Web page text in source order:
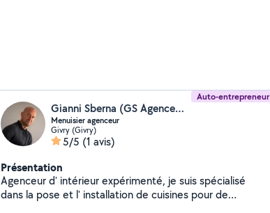
Auto-entrepreneur
Gianni Sberna (GS Agencement)
Menuisier agenceur
Givry (Givry)
5/5 (1 avis)
Présentation
Agenceur d' intérieur expérimenté, je suis spécialisé
dans la pose et l' installation de cuisines pour de